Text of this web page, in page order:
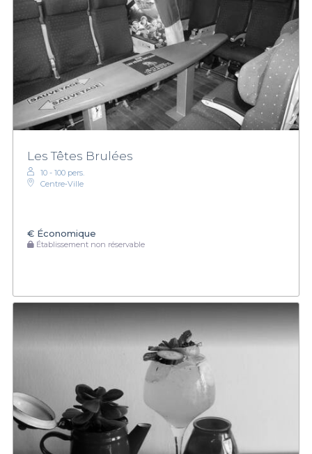
Les Têtes Brulées
10 - 100 pers.
Centre‑Ville
€ Économique
Établissement non réservable